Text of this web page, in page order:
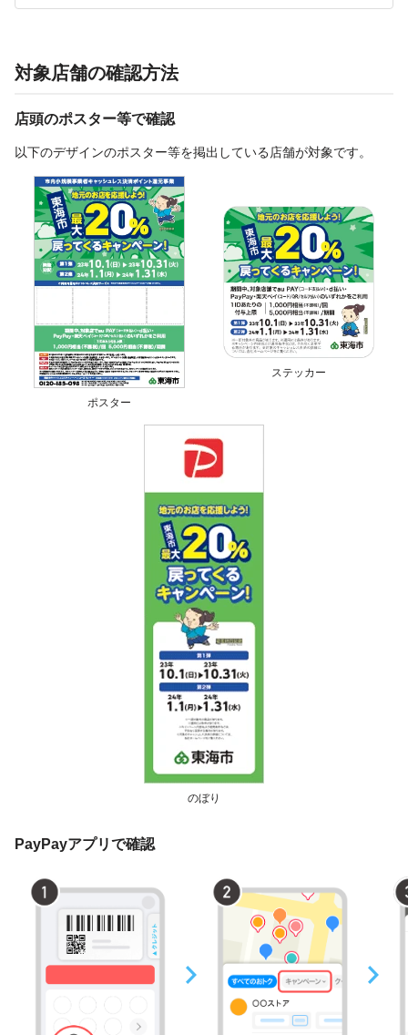
対象店舗の確認方法
店頭のポスター等で確認
以下のデザインのポスター等を掲出している店舗が対象です。
ポスター
ステッカー
のぼり
PayPayアプリで確認